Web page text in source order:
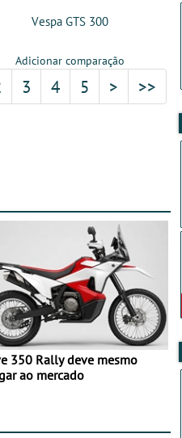
Vespa GTS 300
Adicionar comparação
3 4 5 > >>
350 Rally deve mesmo
ao mercado